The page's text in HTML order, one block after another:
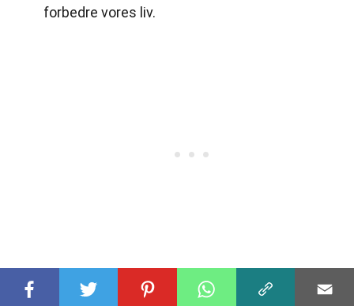
forbedre vores liv.
Afsluttende Tanker om Momentum